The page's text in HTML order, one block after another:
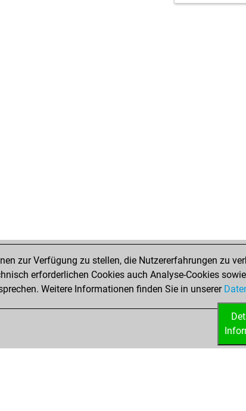
zur Verfügung zu stellen, die Nutzererfahrungen zu
erforderlichen Cookies auch Analyse-Cookies
Weitere Informationen finden Sie in unserer